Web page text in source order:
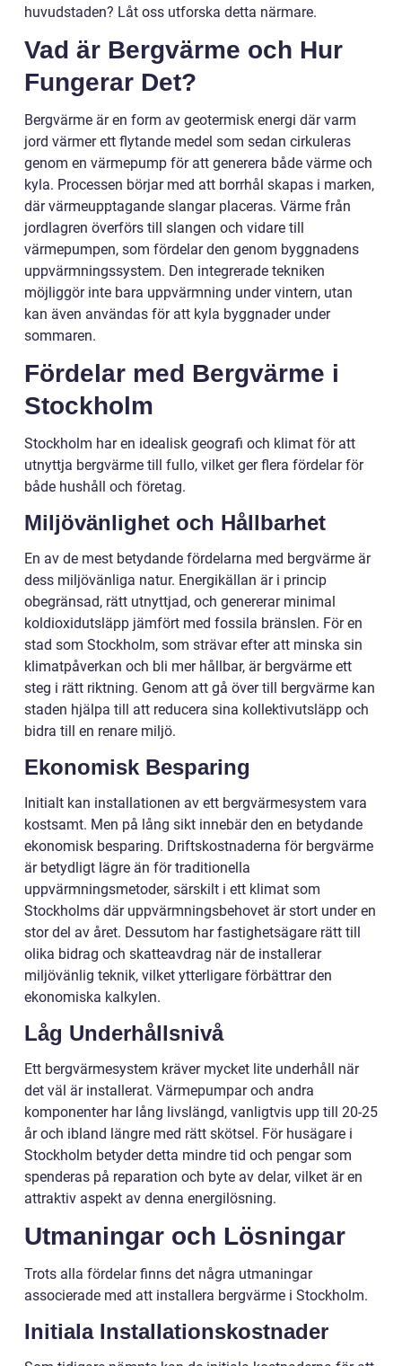
huvudstaden? Låt oss utforska detta närmare.
Vad är Bergvärme och Hur
Fungerar Det?
Bergvärme är en form av geotermisk energi där varm
jord värmer ett flytande medel som sedan cirkuleras
genom en värmepump för att generera både värme och
kyla. Processen börjar med att borrhål skapas i marken,
där värmeupptagande slangar placeras. Värme från
jordlagren överförs till slangen och vidare till
värmepumpen, som fördelar den genom byggnadens
uppvärmningssystem. Den integrerade tekniken
möjliggör inte bara uppvärmning under vintern, utan
kan även användas för att kyla byggnader under
sommaren.
Fördelar med Bergvärme i
Stockholm
Stockholm har en idealisk geografi och klimat för att
utnyttja bergvärme till fullo, vilket ger flera fördelar för
både hushåll och företag.
Miljövänlighet och Hållbarhet
En av de mest betydande fördelarna med bergvärme är
dess miljövänliga natur. Energikällan är i princip
obegränsad, rätt utnyttjad, och genererar minimal
koldioxidutsläpp jämfört med fossila bränslen. För en
stad som Stockholm, som strävar efter att minska sin
klimatpåverkan och bli mer hållbar, är bergvärme ett
steg i rätt riktning. Genom att gå över till bergvärme kan
staden hjälpa till att reducera sina kollektivutsläpp och
bidra till en renare miljö.
Ekonomisk Besparing
Initialt kan installationen av ett bergvärmesystem vara
kostsamt. Men på lång sikt innebär den en betydande
ekonomisk besparing. Driftskostnaderna för bergvärme
är betydligt lägre än för traditionella
uppvärmningsmetoder, särskilt i ett klimat som
Stockholms där uppvärmningsbehovet är stort under en
stor del av året. Dessutom har fastighetsägare rätt till
olika bidrag och skatteavdrag när de installerar
miljövänlig teknik, vilket ytterligare förbättrar den
ekonomiska kalkylen.
Låg Underhållsnivå
Ett bergvärmesystem kräver mycket lite underhåll när
det väl är installerat. Värmepumpar och andra
komponenter har lång livslängd, vanligtvis upp till 20-25
år och ibland längre med rätt skötsel. För husägare i
Stockholm betyder detta mindre tid och pengar som
spenderas på reparation och byte av delar, vilket är en
attraktiv aspekt av denna energilösning.
Utmaningar och Lösningar
Trots alla fördelar finns det några utmaningar
associerade med att installera bergvärme i Stockholm.
Initiala Installationskostnader